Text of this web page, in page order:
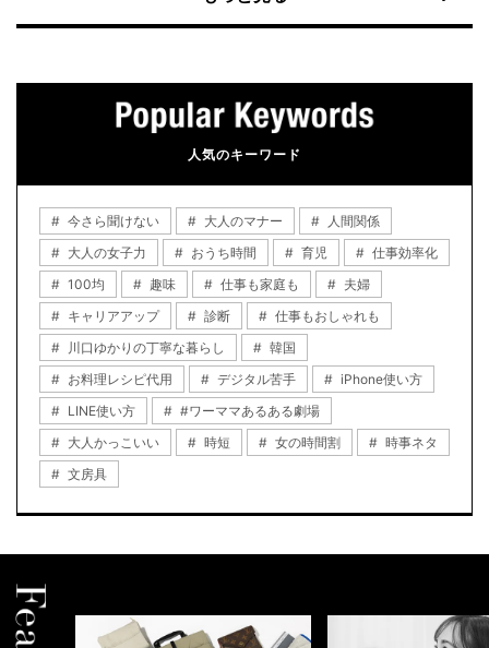
人気のキーワード
今さら聞けない 大人のマナー
人間関係
大人の女子力
おうち時間 育児
仕事効率化
100均
趣味 仕事も家庭も
夫婦
キャリアアップ
診断
仕事もおしゃれも
川口ゆかりの丁寧な暮らし
韓国
お料理レシピ代用
デジタル苦手
iPhone使い方
LINE使い方
#ワーママあるある劇場
大人かっこいい
時短 女の時間割
時事ネタ
文房具